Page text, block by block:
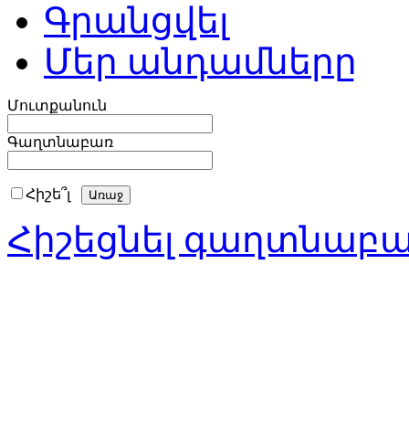
Գրանցվել
Մեր անդամները
Մուտքանուն
Գաղտնաբառ
Հիշե՞լ
Հիշեցնել